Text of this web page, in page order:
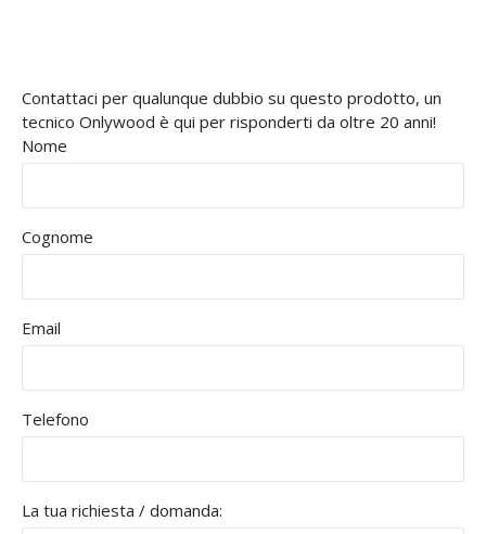
Contattaci per qualunque dubbio su questo prodotto, un
tecnico Onlywood è qui per risponderti da oltre 20 anni!
Nome
Cognome
Email
Telefono
La tua richiesta / domanda: